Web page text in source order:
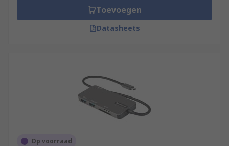
Toevoegen
Datasheets
Op voorraad